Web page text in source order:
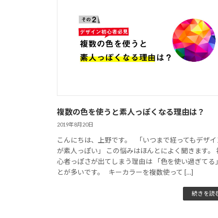
複数の色を使うと素人っぽくなる理由は？
2019年8月20日
こんにちは、上野です。 「いつまで経ってもデザイ
が素人っぽい」 この悩みはほんとによく聞きます。
心者っぽさが出てしまう理由は 「色を使い過ぎてる
とが多いです。 キーカラーを複数使って […]
続きを読